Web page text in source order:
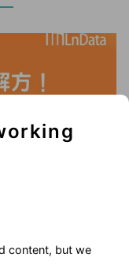
content, but we